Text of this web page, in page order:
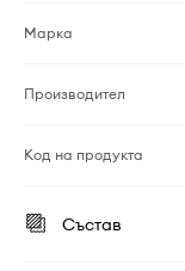
Марка
Производител
Код на продукта
Състав